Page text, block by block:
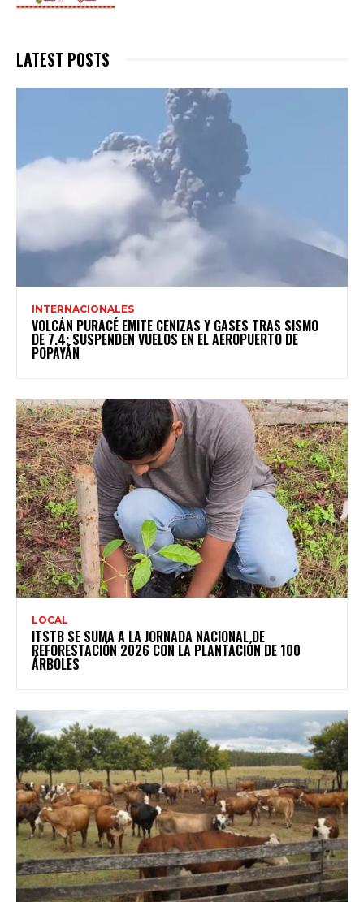
LATEST POSTS
INTERNACIONALES
VOLCÁN PURACÉ EMITE CENIZAS Y GASES TRAS SISMO
DE 7.4; SUSPENDEN VUELOS EN EL AEROPUERTO DE
POPAYÁN
LOCAL
ITSTB SE SUMA A LA JORNADA NACIONAL DE
REFORESTACIÓN 2026 CON LA PLANTACIÓN DE 100
ÁRBOLES